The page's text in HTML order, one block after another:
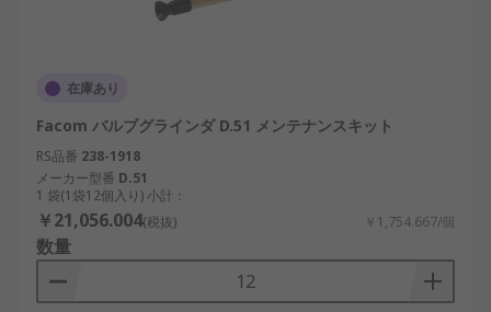
在庫あり
Facom バルブグラインダ D.51 メンテナンスキット
RS品番 238-1918
メーカー型番 D.51
1 袋(1袋12個入り) 小計：
￥21,056.004(税抜) ￥1,754.667/個
数量